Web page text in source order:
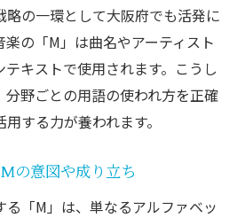
略の一環として大阪府でも活発に
の「M」は曲名やアーティスト
キストで使用されます。こうし
分野ごとの用語の使われ方を正確
する力が養われます。
の意図や成り立ち
「M」は、単なるアルファベッ